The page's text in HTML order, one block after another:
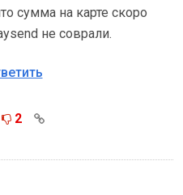
сумма на карте скоро
не соврали.
2